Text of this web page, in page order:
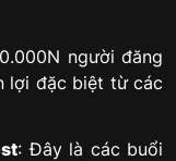
người đăng
lợi đặc biệt từ các
: Đây là các buổi